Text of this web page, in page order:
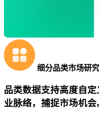
细分品类市场研究
品类数据支持高度自
业脉络，捕捉市场机会